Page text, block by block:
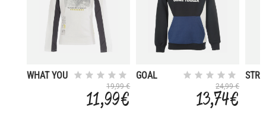
WHAT YOU
19,99 €
11,99 €
GOAL
24,99 €
13,74 €